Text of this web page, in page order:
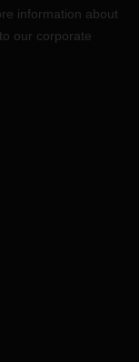
information about
our corporate